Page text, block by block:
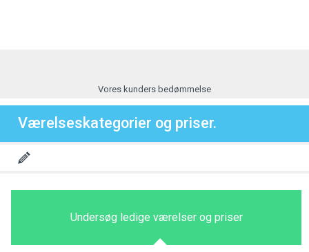
Vores kunders bedømmelse
Værelseskategorier og priser.
Undersøg ledige værelser og priser